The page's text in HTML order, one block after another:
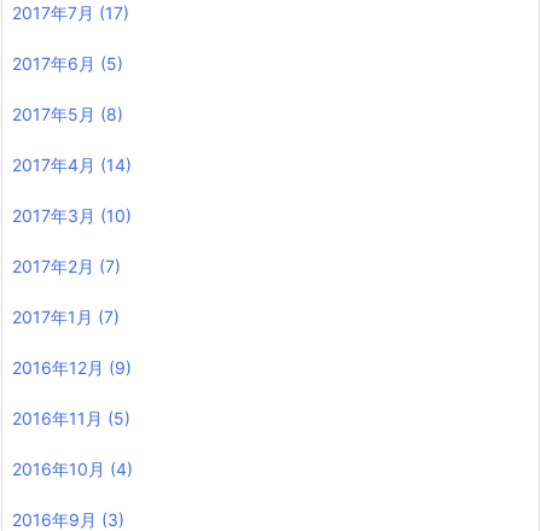
2017年7月 (17)
2017年6月 (5)
2017年5月 (8)
2017年4月 (14)
2017年3月 (10)
2017年2月 (7)
2017年1月 (7)
2016年12月 (9)
2016年11月 (5)
2016年10月 (4)
2016年9月 (3)